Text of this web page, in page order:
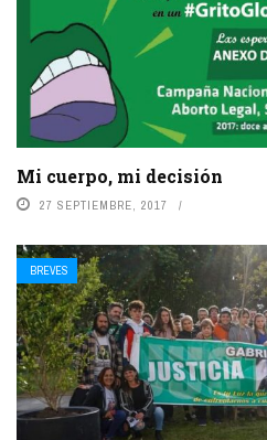
Mi cuerpo, mi decisión
27 SEPTIEMBRE, 2017
BREVES